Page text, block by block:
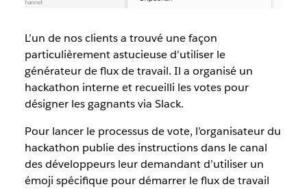
L’un de nos clients a trouvé une façon
particulièrement astucieuse d’utiliser le
générateur de flux de travail. Il a organisé un
hackathon interne et recueilli les votes pour
désigner les gagnants via Slack.
Pour lancer le processus de vote, l’organisateur du
hackathon publie des instructions dans le canal
des développeurs leur demandant d’utiliser un
émoji spécifique pour démarrer le flux de travail